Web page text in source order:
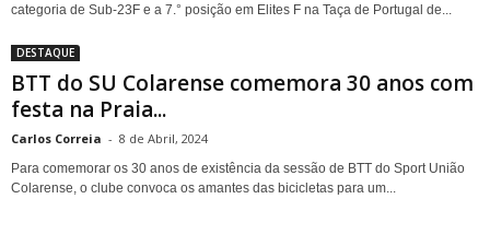
categoria de Sub-23F e a 7.° posição em Elites F na Taça de Portugal de...
DESTAQUE
BTT do SU Colarense comemora 30 anos com
festa na Praia...
Carlos Correia - 8 de Abril, 2024
Para comemorar os 30 anos de existência da sessão de BTT do Sport União
Colarense, o clube convoca os amantes das bicicletas para um...